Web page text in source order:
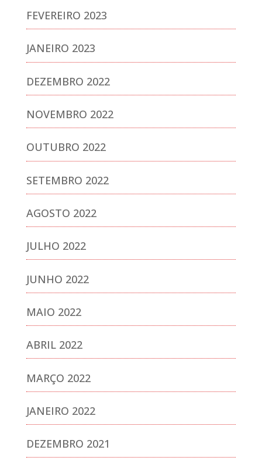
FEVEREIRO 2023
JANEIRO 2023
DEZEMBRO 2022
NOVEMBRO 2022
OUTUBRO 2022
SETEMBRO 2022
AGOSTO 2022
JULHO 2022
JUNHO 2022
MAIO 2022
ABRIL 2022
MARÇO 2022
JANEIRO 2022
DEZEMBRO 2021